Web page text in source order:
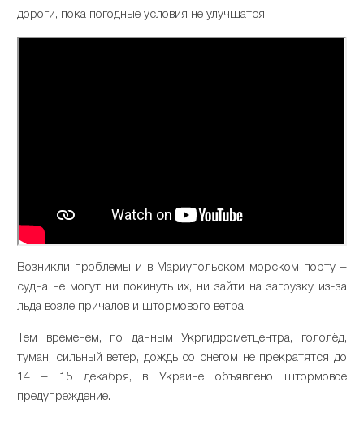
дороги, пока погодные условия не улучшатся.
Возникли проблемы и в Мариупольском морском порту –
судна не могут ни покинуть их, ни зайти на загрузку из-за
льда возле причалов и штормового ветра.
Тем временем, по данным Укргидрометцентра, гололёд,
туман, сильный ветер, дождь со снегом не прекратятся до
14 – 15 декабря, в Украине объявлено штормовое
предупреждение.